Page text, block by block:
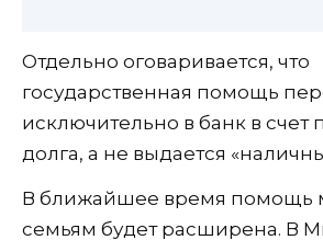
Отдельно оговаривается, что
государственная помощь
исключительно в банк в счет
долга, а не выдается
В ближайшее время помощь
семьям будет расширена. В